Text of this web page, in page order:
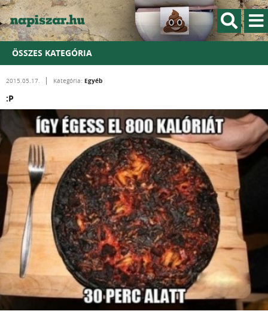
ÖSSZES KATEGÓRIA
2015.05.17. Kategória: Egyéb
:P